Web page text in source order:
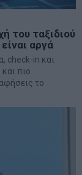
του ταξιδιού
αργά
check-in και
πιο
το